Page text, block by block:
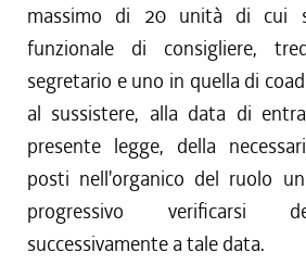
massimo di 20 unità di cui
funzionale di consigliere,
segretario e uno in quella di
al sussistere, alla data di
presente legge, della
posti nell'organico del ruolo
progressivo verificarsi
successivamente a tale data.